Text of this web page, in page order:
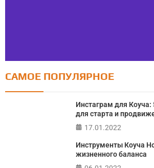
Тест FERMI
в 5 главных сферах
САМОЕ ПОПУЛЯРНОЕ
Инстаграм для Коуча:
для старта и
17.01.2022
Инструменты Коуча
жизненного баланса